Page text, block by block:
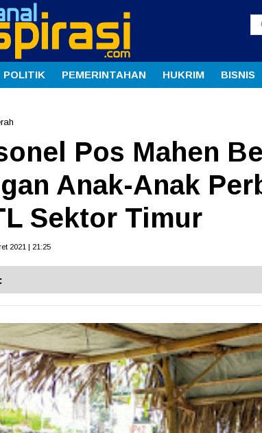
POLITIK PEMERINTAHAN HUKRIM BISNIS
Pos Mahen
Anak-Anak
Sektor Timur
2021 | 21:25